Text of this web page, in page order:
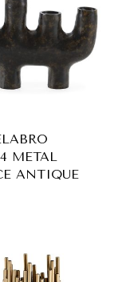
METAL
ANTIQUE